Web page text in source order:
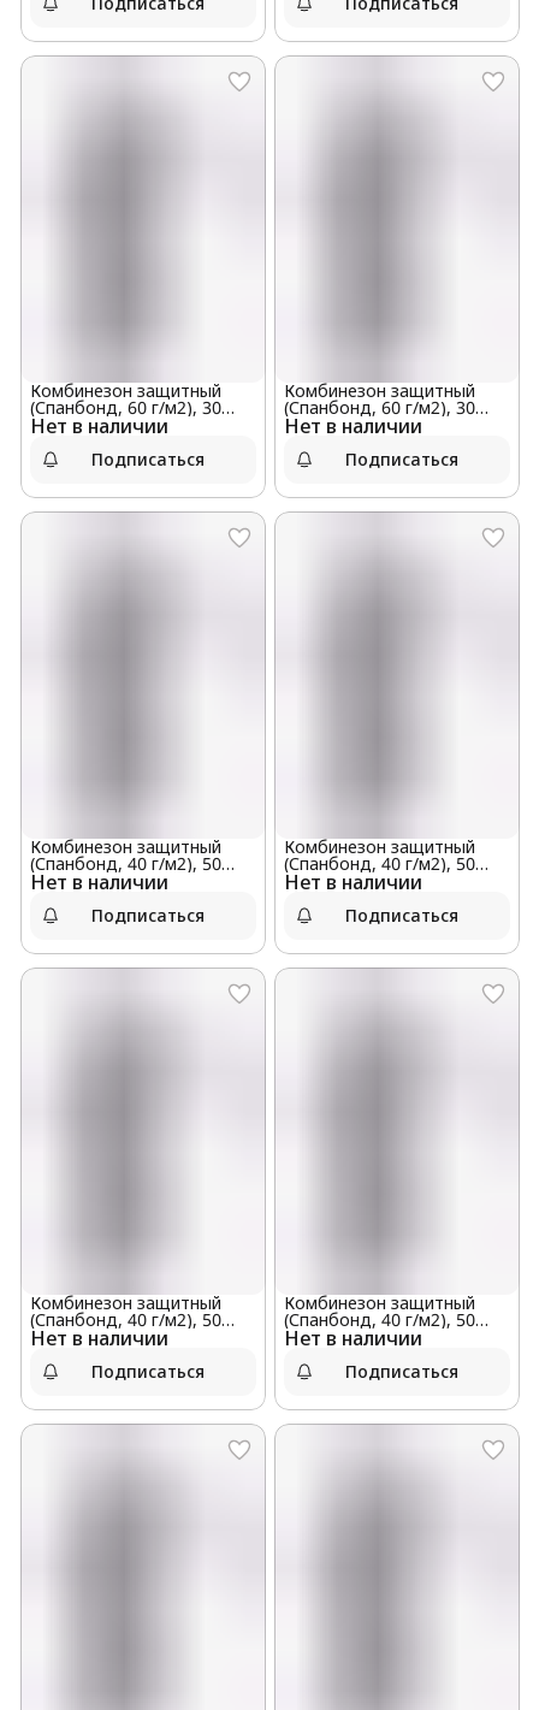
Нет в наличии
Комбинезон защитный
(Спанбонд, 60 г/м2), 30
штук в мешке, размер XL
Подписаться
Нет в наличии
Комбинезон защитный
(Спанбонд, 60 г/м2), 30
штук в мешке, размер S
Подписаться
Нет в наличии
Комбинезон защитный
(Спанбонд, 40 г/м2), 50
штук в мешке, размер M
Подписаться
Нет в наличии
Комбинезон защитный
(Спанбонд, 40 г/м2), 50
штук в мешке, размер XXXL
Подписаться
Нет в наличии
Комбинезон защитный
(Спанбонд, 40 г/м2), 50
штук в мешке, размер XXL
Подписаться
Нет в наличии
Комбинезон защитный
(Спанбонд, 40 г/м2), 50
штук в мешке, размер XL
Подписаться